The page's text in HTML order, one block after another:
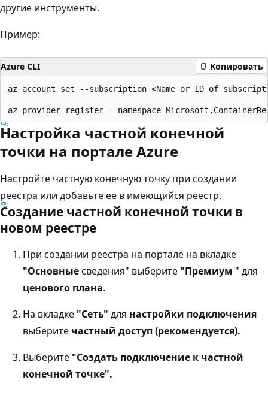
другие инструменты.
Пример:
Azure CLI Копировать
az account set --subscription <Name or ID of
Настройка частной конечной
точки на портале Azure
Настройте частную конечную точку при создании
реестра или добавьте ее в имеющийся реестр.
Создание частной конечной точки в
новом реестре
При создании реестра на портале на вкладке
"Основныесведения" выберите "Премиум " для
ценового плана.
На вкладке "Сеть" для настройки подключения
выберите частный доступ (рекомендуется).
Выберите "Создать подключение к частной
конечной точке".